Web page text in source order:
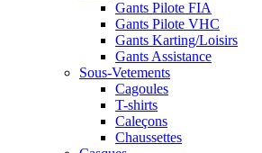
Gants Pilote FIA
Gants Pilote VHC
Gants Karting/Loisirs
Gants Assistance
Sous-Vetements
Cagoules
T-shirts
Caleçons
Chaussettes